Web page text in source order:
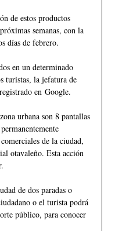
de estos productos
semanas, con la
días de febrero.
en un determinado
turistas, la jefatura de
en Google.
urbana son 8 pantallas
de la ciudad,
otavaleño. Esta acción
de dos paradas o
o el turista podrá
público, para conocer